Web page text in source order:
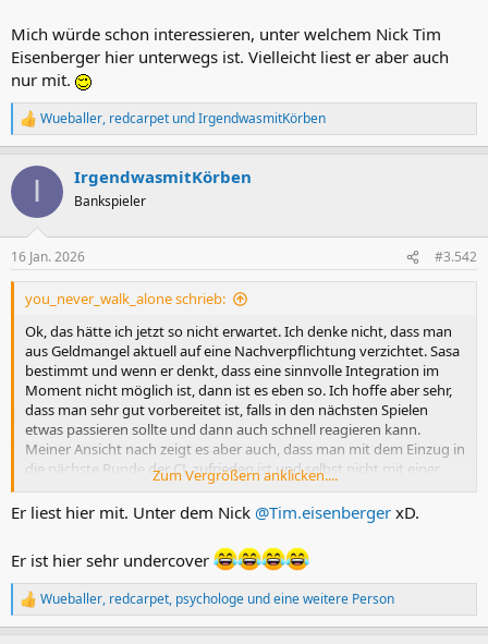
Mich würde schon interessieren, unter welchem Nick Tim
Eisenberger hier unterwegs ist. Vielleicht liest er aber auch
nur mit.
R
e
k
i
e
n
Wueballer, redcarpet undIrgendwasmitKörben
I IrgendwasmitKörben
Bankspieler
16 Jan. 2026 #3.542
you_never_walk_alone schrieb:
Ok, das hätte ich jetzt so nicht erwartet. Ich denke nicht, dass man
aus Geldmangel aktuell auf eine Nachverpflichtung verzichtet. Sasa
bestimmt und wenn er denkt, dass eine sinnvolle Integration im
Moment nicht möglich ist, dann ist es eben so. Ich hoffe aber sehr,
dass man sehr gut vorbereitet ist, falls in den nächsten Spielen
etwas passieren sollte und dann auch schnell reagieren kann.
Meiner Ansicht nach zeigt es aber auch, dass man mit dem Einzug in
die nächste Runde der CL zufrieden ist und selbst nicht mit einer
weiteren Runde rechnet. Sonst würde man niemals ohne 7.
Ausländer reingehen.
Mich würde schon interessieren, unter welchem Nick Tim
Eisenberger hier unterwegs ist. Vielleicht liest er aber auch nur mit.
Zum Vergrößern anklicken....
Er liest hier mit. Unter dem Nick @Tim.eisenberger xD.
Er ist hier sehr undercover
R
e
Wueballer, redcarpet, psychologe und eine weitere Person